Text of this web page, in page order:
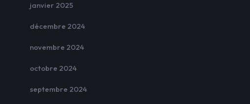
janvier 2025
décembre 2024
novembre 2024
octobre 2024
septembre 2024